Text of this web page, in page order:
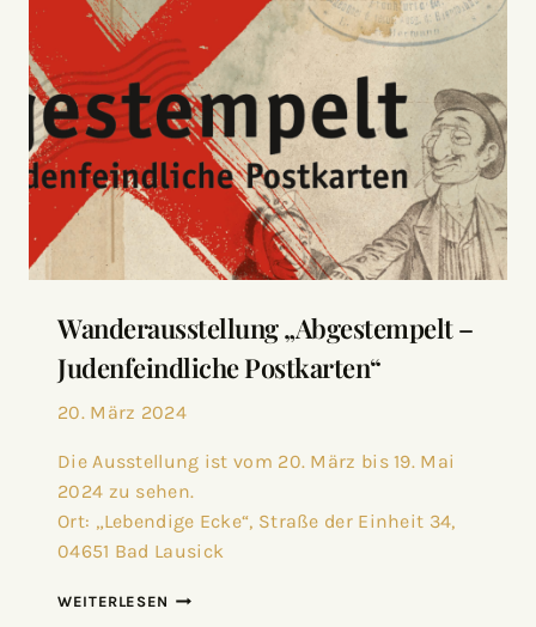
Wanderausstellung „Abgestempelt –
Judenfeindliche Postkarten“
20. März 2024
Die Ausstellung ist vom 20. März bis 19. Mai
2024 zu sehen.
Ort: „Lebendige Ecke“, Straße der Einheit 34,
04651 Bad Lausick
WEITERLESEN